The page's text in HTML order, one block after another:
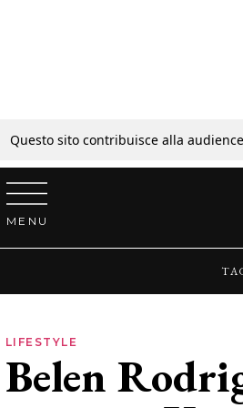
Questo sito contribuisce alla
Vai al contenuto
MENU
LIFESTYLE
Belen